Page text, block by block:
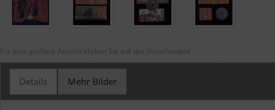
Für eine größere Ansicht klicken Sie auf das Vorschaubild
Details Mehr Bilder